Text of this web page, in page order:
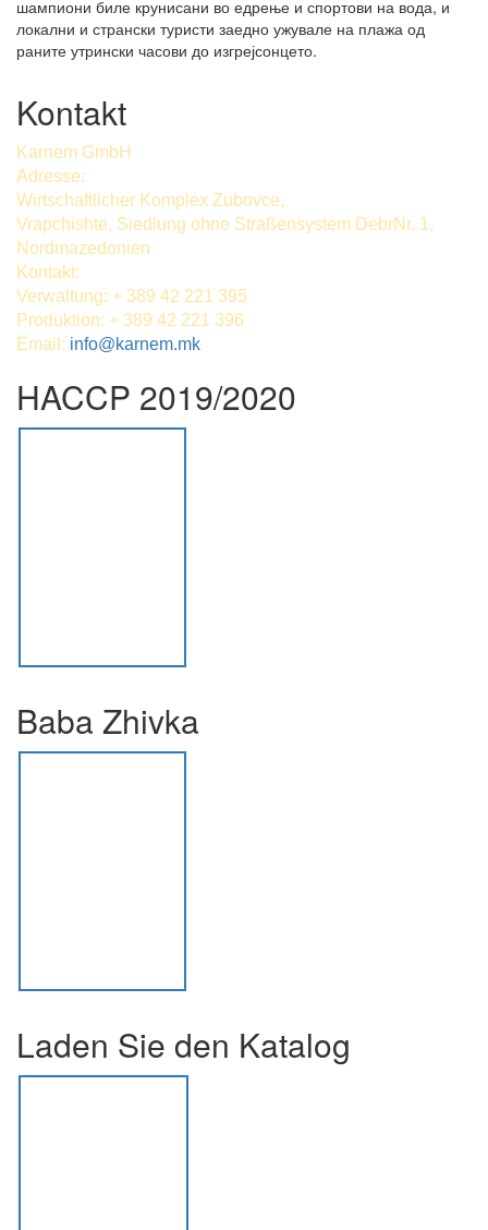
шампиони биле крунисани во едрење и спортови на вода, и
локални и странски туристи заедно ужувале на плажа од
раните утрински часови до изгрејсонцето.
Kontakt
Karnem GmbH
Adresse:
Wirtschaftlicher Komplex Zubovce,
Vrapchishte, Siedlung ohne Straßensystem DebrNr. 1,
Nordmazedonien
Kontakt:
Verwaltung: + 389 42 221 395
Produktion: + 389 42 221 396
Email: info@karnem.mk
HACCP 2019/2020
Baba Zhivka
Laden Sie den Katalog